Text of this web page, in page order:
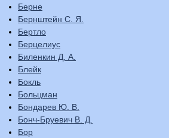
Берне
Бернштейн С. Я.
Бертло
Берцелиус
Биленкин Д. А.
Блейк
Бокль
Больцман
Бондарев Ю. В.
Бонч-Бруевич В. Д.
Бор